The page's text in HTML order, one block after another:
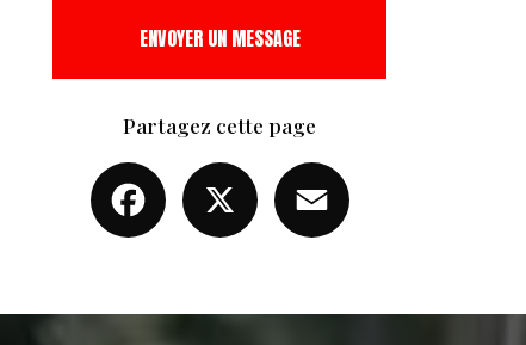
ENVOYER UN MESSAGE
Partagez cette page
Facebook